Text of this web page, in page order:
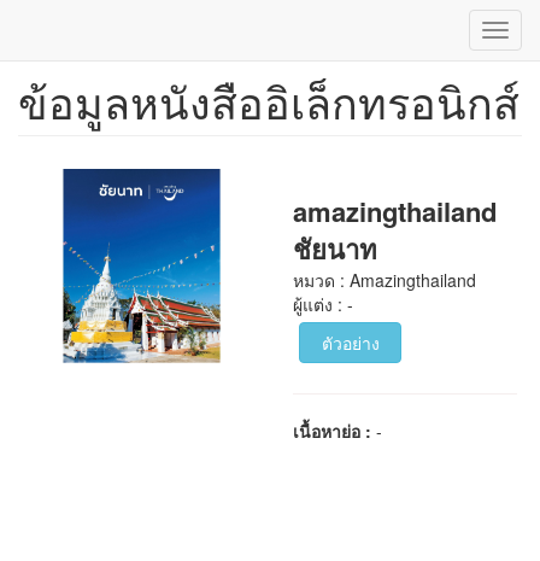
ข้าม
ข้อมูลหนังสืออิเล็กทรอนิกส์
amazingthailand
ชัยนาท
หมวด : Amazingthailand
ผู้แต่ง : -
ตัวอย่าง
เนื้อหาย่อ :-